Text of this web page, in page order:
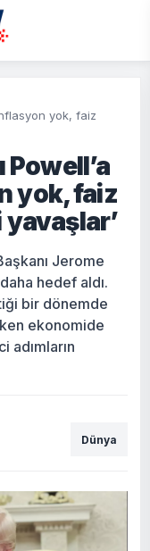
yok, faiz
Powell’a
yok, faiz
Jerome
hedef aldı.
bir dönemde
ekonomide
adımların
Dünya